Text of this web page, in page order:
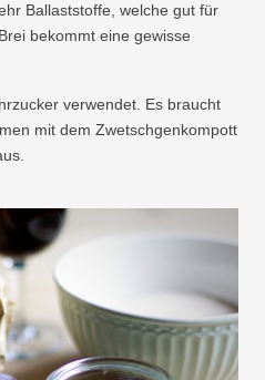
Ballaststoffe, welche gut für
bekommt eine gewisse
verwendet. Es braucht
mit dem Zwetschgenkompott